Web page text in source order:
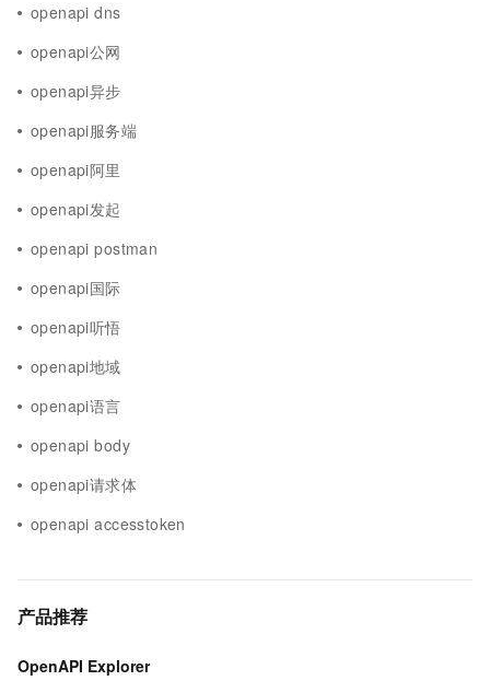
openapi dns
openapi公网
openapi异步
openapi服务端
openapi阿里
openapi发起
openapi postman
openapi国际
openapi听悟
openapi地域
openapi语言
openapi body
openapi请求体
openapi accesstoken
产品推荐
OpenAPI Explorer